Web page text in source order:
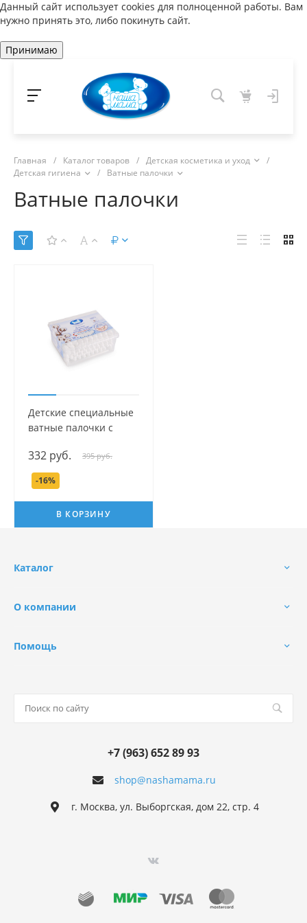
Данный сайт использует cookies для полноценной работы. Вам
нужно принять это, либо покинуть сайт.
Принимаю
Главная / Каталог товаров / Детская косметика и уход
/
Детская гигиена
/ Ватные палочки
Ватные палочки
Детские специальные
ватные палочки с
Мама, 50 шт.
332 руб. 395 руб.
-16%
В КОРЗИНУ
Каталог
О компании
Помощь
shop@nashamama.ru
+7 (963) 652 89 93
г. Москва, ул. Выборгская, дом 22, стр. 4